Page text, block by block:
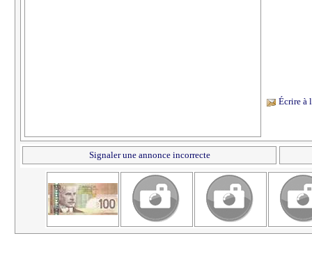
Écrire à
Signaler une annonce incorrecte